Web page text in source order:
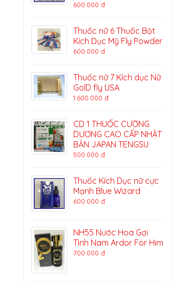
600.000 đ
Thuốc nữ 6 Thuốc Bột
Kích Dục Mỹ Fly Powder
600.000 đ
Thuốc nữ 7 Kích dục Nữ
GolD fly USA
1.600.000 đ
CD 1 THUỐC CƯỜNG
DƯƠNG CAO CẤP NHẬT
BẢN JAPAN TENGSU
500.000 đ
Thuốc Kích Dục nữ cực
Mạnh Blue Wizard
600.000 đ
NH55 Nước Hoa Gợi
Tình Nam Ardor For Him
700.000 đ